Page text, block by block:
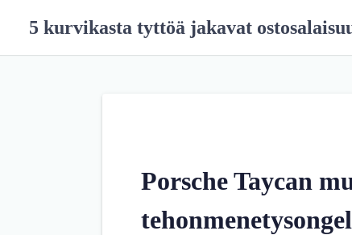
5 kurvikasta tyttöä jakavat
Porsche Taycan